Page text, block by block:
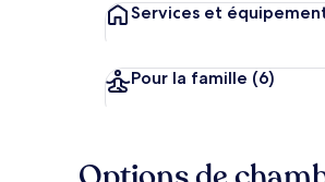
Services et
Pour la famille (6)